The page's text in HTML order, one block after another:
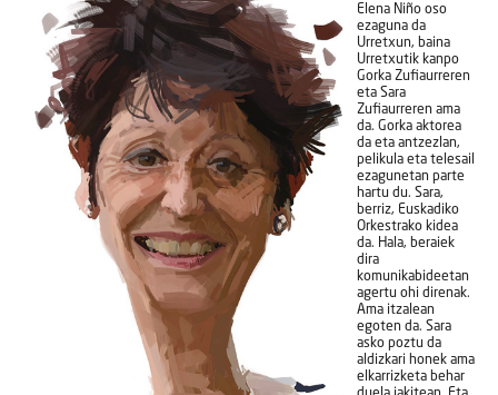
Elena Niño oso
ezaguna da
Urretxun, baina
Urretxutik kanpo
Gorka Zufiaurreren
eta Sara
Zufiaurreren ama
da. Gorka aktorea
da eta antzezlan,
pelikula eta telesail
ezagunetan parte
hartu du. Sara,
berriz, Euskadiko
Orkestrako kidea
da. Hala, beraiek
dira
komunikabideetan
agertu ohi direnak.
Ama itzalean
egoten da. Sara
asko poztu da
aldizkari honek ama
elkarrizketa behar